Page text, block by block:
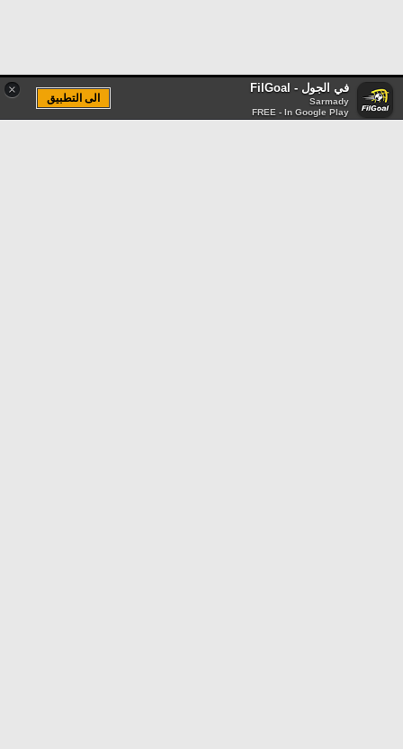
× في الجول - FilGoal
Sarmady
FREE - In Google Play
الى التطبيق